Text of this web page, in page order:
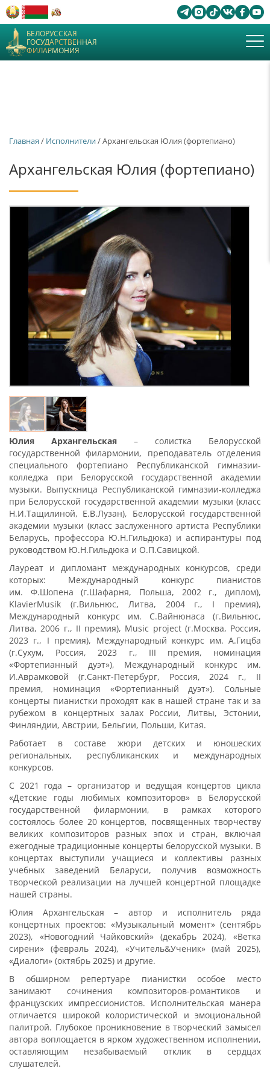
БЕЛОРУССКАЯ
ГОСУДАРСТВЕННАЯ
ФИЛАРМОНИЯ
Главная / Исполнители/ Архангельская Юлия (фортепиано)
Архангельская Юлия (фортепиано)
Юлия Архангельская – солистка Белорусской
государственной филармонии, преподаватель отделения
специального фортепиано Республиканской гимназии-
колледжа при Белорусской государственной академии
музыки. Выпускница Республиканской гимназии-колледжа
при Белорусской государственной академии музыки (класс
Н.И.Тащилиной, Е.В.Лузан), Белорусской государственной
академии музыки (класс заслуженного артиста Республики
Беларусь, профессора Ю.Н.Гильдюка) и аспирантуры под
руководством Ю.Н.Гильдюка и О.П.Савицкой.
Лауреат и дипломант международных конкурсов, среди
которых: Международный конкурс пианистов
им. Ф.Шопена (г.Шафарня, Польша, 2002 г., диплом),
KlavierMusik (г.Вильнюс, Литва, 2004 г., I премия),
Международный конкурс им. С.Вайнюнаса (г.Вильнюс,
Литва, 2006 г., II премия), Music project (г.Москва, Россия,
2023 г., I премия), Международный конкурс им. А.Гицба
(г.Сухум, Россия, 2023 г., III премия, номинация
«Фортепианный дуэт»), Международный конкурс им.
И.Аврамковой (г.Санкт-Петербург, Россия, 2024 г., II
премия, номинация «Фортепианный дуэт»). Сольные
концерты пианистки проходят как в нашей стране так и за
рубежом в концертных залах России, Литвы, Эстонии,
Финляндии, Австрии, Бельгии, Польши, Китая.
Работает в составе жюри детских и юношеских
региональных, республиканских и международных
конкурсов.
С 2021 года – организатор и ведущая концертов цикла
«Детские годы любимых композиторов» в Белорусской
государственной филармонии, в рамках которого
состоялось более 20 концертов, посвященных творчеству
великих композиторов разных эпох и стран, включая
ежегодные традиционные концерты белорусской музыки. В
концертах выступили учащиеся и коллективы разных
учебных заведений Беларуси, получив возможность
творческой реализации на лучшей концертной площадке
нашей страны.
Юлия Архангельская – автор и исполнитель ряда
концертных проектов: «Музыкальный момент» (сентябрь
2023), «Новогодний Чайковский» (декабрь 2024), «Ветка
сирени» (февраль 2024), «Учитель&Ученик» (май 2025),
«Диалоги» (октябрь 2025) и другие.
В обширном репертуаре пианистки особое место
занимают сочинения композиторов-романтиков и
французских импрессионистов. Исполнительская манера
отличается широкой колористической и эмоциональной
палитрой. Глубокое проникновение в творческий замысел
автора воплощается в ярком художественном исполнении,
оставляющим незабываемый отклик в сердцах
слушателей.